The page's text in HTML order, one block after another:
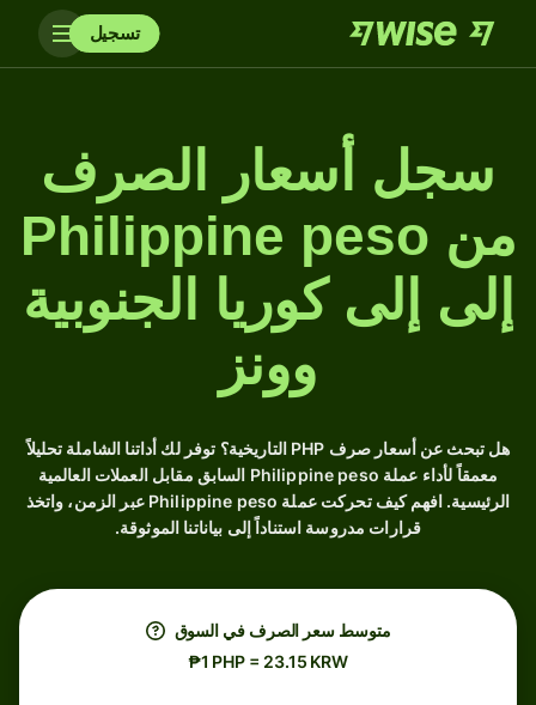
تسجيل
سجل أسعار الصرف
من Philippine peso
إلى إلى كوريا الجنوبية
وونز
هل تبحث عن أسعار صرف PHP التاريخية؟ توفر لك أداتنا الشاملة تحليلاً
معمقاً لأداء عملة Philippine peso السابق مقابل العملات العالمية
الرئيسية. افهم كيف تحركت عملة Philippine peso عبر الزمن، واتخذ
قرارات مدروسة استناداً إلى بياناتنا الموثوقة.
متوسط ​​سعر الصرف في السوق
₱1 PHP = 23.15 KRW